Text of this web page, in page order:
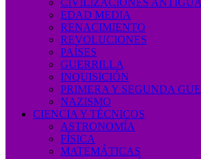
CIVILIZACIONES
EDAD MEDIA
RENACIMIENTO
REVOLUCIONES
PAÍSES
GUERRILLA
INQUISICIÓN
PRIMERA Y SEGUNDA
NAZISMO
CIENCIA Y TÉCNICOS
ASTRONOMÍA
FÍSICA
MATEMÁTICAS